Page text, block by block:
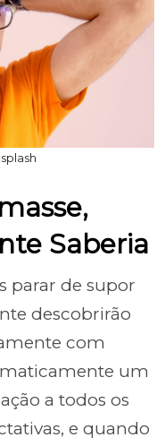
Saberia
parar de supor
descobrirão
com
um
a todos os
e quando